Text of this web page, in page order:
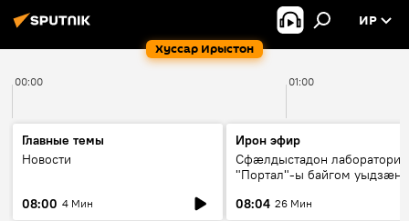
Хуссар Ирыстон
ИР
00:00 01:00
Главные темы
Новости
08:00 4 Мин
Ирон эфир
Сфæлдыстадон лаборатори
"Портал"-ы байгом уыдзæн
Æхсары куыстыты равдыст
08:04 26 Мин